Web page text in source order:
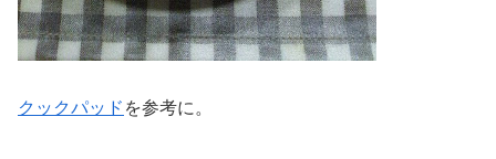
クックパッド を参考に。